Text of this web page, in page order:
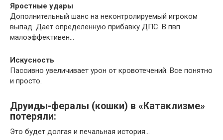
Яростные удары
Дополнительный шанс на неконтролируемый игроком
выпад. Дает определенную прибавку ДПС. В пвп
малоэффективен…
Искусность
Пассивно увеличивает урон от кровотечений. Все понятно
и просто.
Друиды-фералы (кошки) в «Катаклизме»
потеряли:
Это будет долгая и печальная история…